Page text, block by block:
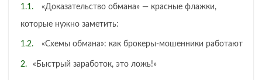
«Доказательство обмана» — красные флажки,
которые нужно заметить:
«Схемы обмана»: как брокеры-мошенники работают
«Быстрый заработок, это ложь!»